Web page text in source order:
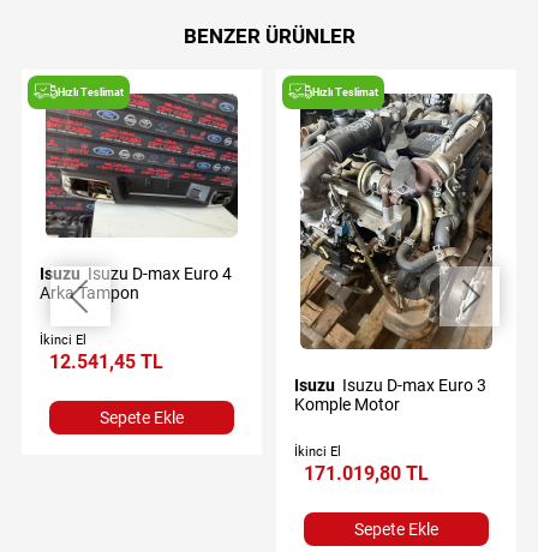
BENZER ÜRÜNLER
Hızlı Teslimat
Isuzu
Arka Tampon
İkinci El
12.541,45 TL
Sepete Ekle
Hızlı Teslimat
Isuzu
Komple Motor
İkinci El
171.019,80 TL
Sepete Ekle